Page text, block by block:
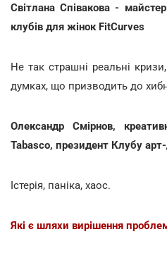
Світлана Співакова -
клубів для жінок FitCurves
Не так страшні реальні
думках, що призводить до
Олександр Смірнов,
Tabasco, президент Клубу арт-
Істерія, паніка, хаос.
Які є шляхи вирішення